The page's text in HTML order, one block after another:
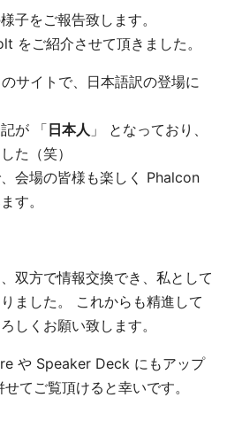
子をご報告致します。
をご紹介させて頂きました。
サイトで、日本語訳の登場に
が 「日本人 」 となっており、
た（笑）
会場の皆様も楽しく Phalcon
す。
双方で情報交換でき、私として
ました。 これからも精進して
しくお願い致します。
や Speaker Deck にもアップ
てご覧頂けると幸いです。